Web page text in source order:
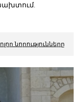
նորությունները